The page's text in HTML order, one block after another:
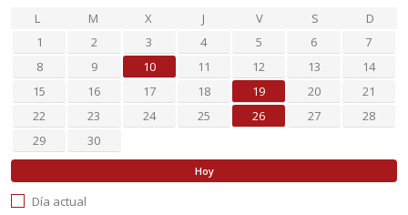
L
M X J V S
D
1
2 3 4 5 6
7
8
9 10 11 12 13
14
15
16 17 18 19 20
21
22
23 24 25 26 27
28
29
30
Hoy
Día actual